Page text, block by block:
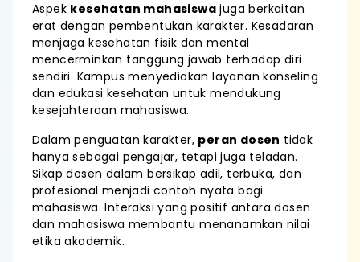
Aspek kesehatan mahasiswa juga berkaitan
erat dengan pembentukan karakter. Kesadaran
menjaga kesehatan fisik dan mental
mencerminkan tanggung jawab terhadap diri
sendiri. Kampus menyediakan layanan konseling
dan edukasi kesehatan untuk mendukung
kesejahteraan mahasiswa.
Dalam penguatan karakter, peran dosen tidak
hanya sebagai pengajar, tetapi juga teladan.
Sikap dosen dalam bersikap adil, terbuka, dan
profesional menjadi contoh nyata bagi
mahasiswa. Interaksi yang positif antara dosen
dan mahasiswa membantu menanamkan nilai
etika akademik.